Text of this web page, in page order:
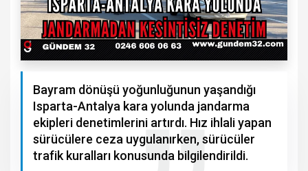
Bayram dönüşü yoğunluğunun yaşandığı
Isparta-Antalya kara yolunda jandarma
ekipleri denetimlerini artırdı. Hız ihlali yapan
sürücülere ceza uygulanırken, sürücüler
trafik kuralları konusunda bilgilendirildi.